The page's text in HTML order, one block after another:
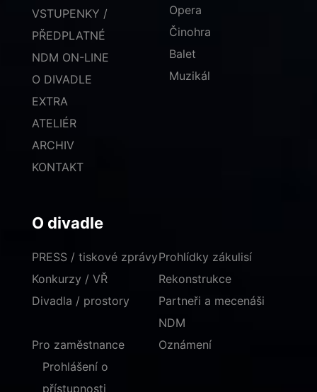
VSTUPENKY /
PŘEDPLATNÉ
NDM ON-LINE
O DIVADLE
EXTRA
ATELIÉR
ARCHIV
KONTAKT
Opera
Činohra
Balet
Muzikál
O divadle
PRESS / tiskové zprávy
Konkurzy / VŘ
Divadla / prostory
Prohlídky zákulisí
Rekonstrukce
Partneři a mecenáši
NDM
Pro zaměstnance
Oznámení
Prohlášení o
přístupnosti